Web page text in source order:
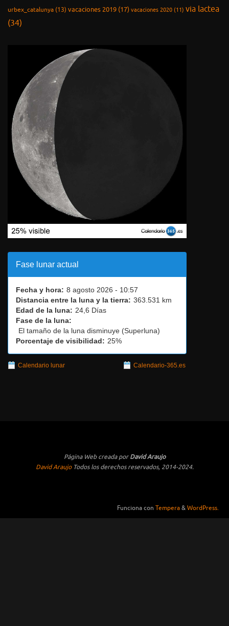
urbex_catalunya (13) vacaciones 2019 (17) vacaciones 2020 (11) via lactea
(34)
Fase lunar actual
Fecha y hora: 8 agosto 2026 - 10:57
Distancia entre la luna y la tierra: 363.531 km
Edad de la luna: 24,6 Días
Fase de la luna:
El tamaño de la luna disminuye (Superluna)
Porcentaje de visibilidad: 25%
Calendario lunar Calendario-365.es
Página Web creada porDavid Araujo
David AraujoTodos los derechos reservados, 2014-2024.
Funciona con Tempera&WordPress.